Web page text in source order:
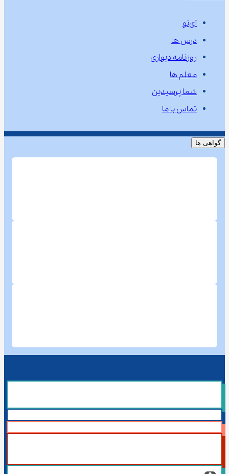
آی‌نو
درس ها
روزنامه دیواری
معلم ها
شما پرسیدین
تماس با ما
گواهی ها